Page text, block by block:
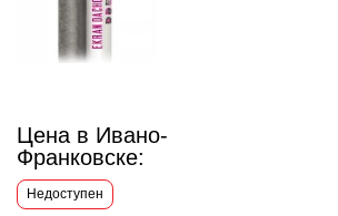
Цена в Ивано-
Франковске:
Недоступен